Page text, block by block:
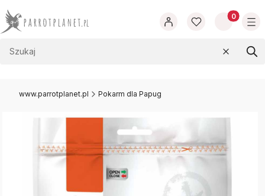
Produkty
Wyczyść
www.parrotplanet.pl Pokarm dla Papug